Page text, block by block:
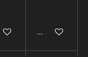
au panierAjouter au